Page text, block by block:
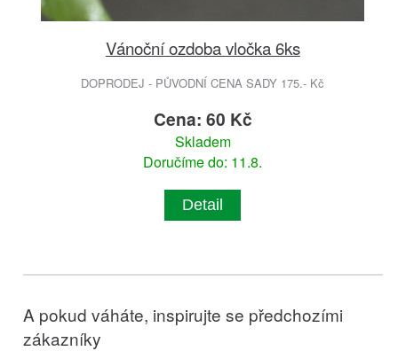
Vánoční ozdoba vločka 6ks
DOPRODEJ - PŮVODNÍ CENA SADY 175.- Kč
Cena: 60 Kč
Skladem
Doručíme do: 11.8.
Detail
A pokud váháte, inspirujte se předchozími
zákazníky